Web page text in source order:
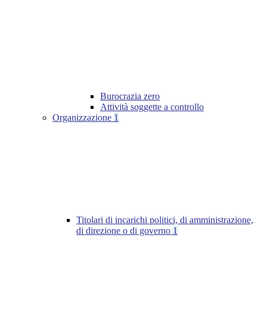
Burocrazia zero
Attività soggette a controllo
Organizzazione 1
Titolari di incarichi politici, di amministrazione,
di direzione o di governo 1